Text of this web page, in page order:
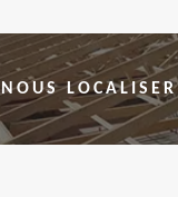
NOUS LOCALISER